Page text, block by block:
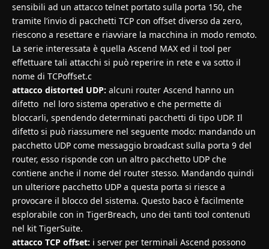
sensibili ad un attacco telnet portato sulla porta 150, che
tramite l’invio di pacchetti TCP con offset diverso da zero,
riescono a resettare e riavviare la macchina in modo remoto.
La serie interessata è quella Ascend MAX ed il tool per
effettuare tali attacchi si può reperire in rete e va sotto il
nome di TCPoffset.c
attacco distorted UDP: alcuni router Ascend hanno un
difetto nel loro sistema operativo e che permette di
bloccarli, spendendo determinati pacchetti di tipo UDP. Il
difetto si può riassumere nel seguente modo: mandando un
pacchetto UDP come messaggio broadcast sulla porta 9 del
router, esso risponde con un altro pacchetto UDP che
contiene anche il nome del router stesso. Mandando quindi
un ulteriore pacchetto UDP a questa porta si riesce a
provocare il blocco del sistema. Questo baco è facilmente
esplorabile con in TigerBreach, uno dei tanti tool contenuti
nel kit TigerSuite.
attacco TCP offset: i server per terminali Ascend possono